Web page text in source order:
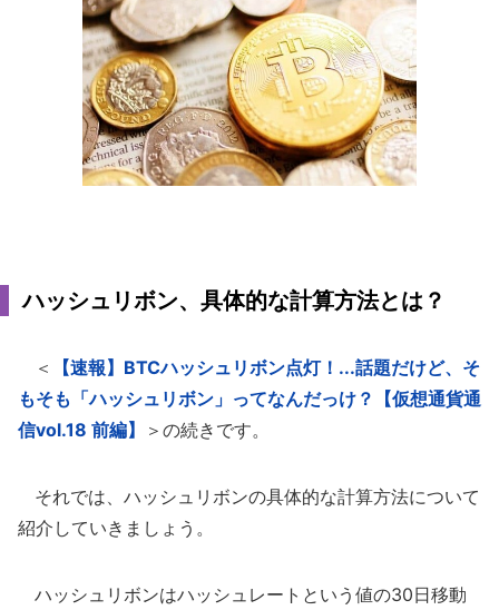
ハッシュリボン、具体的な計算方法とは？
＜
【速報】BTCハッシュリボン点灯！...話題だけど、そ
もそも「ハッシュリボン」ってなんだっけ？【仮想通貨通
信vol.18 前編】
＞の続きです。
それでは、ハッシュリボンの具体的な計算方法について
紹介していきましょう。
ハッシュリボンはハッシュレートという値の30日移動